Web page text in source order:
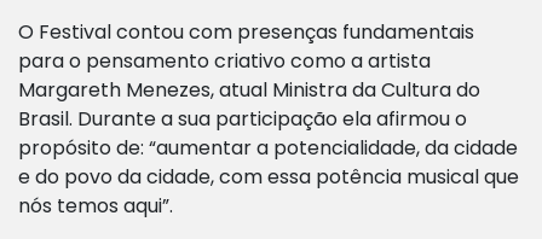
O Festival contou com presenças fundamentais
para o pensamento criativo como a artista
Margareth Menezes, atual Ministra da Cultura do
Brasil. Durante a sua participação ela afirmou o
propósito de: “aumentar a potencialidade, da cidade
e do povo da cidade, com essa potência musical que
nós temos aqui”.